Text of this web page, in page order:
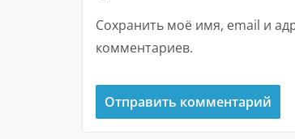
Сохранить моё имя, email и
комментариев.